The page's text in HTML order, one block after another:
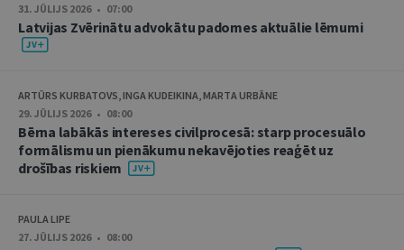
31. JŪLIJS 2026 • 07:00
Latvijas Zvērinātu advokātu padomes aktuālie lēmumi
ARTŪRS KURBATOVS, INGA KUDEIKINA, MARTA URBĀNE
29. JŪLIJS 2026 • 08:00
Bērna labākās intereses civilprocesā: starp procesuālo
formālismu un pienākumu nekavējoties reaģēt uz
drošības riskiem
PAULA LIPE
27. JŪLIJS 2026 • 08:00